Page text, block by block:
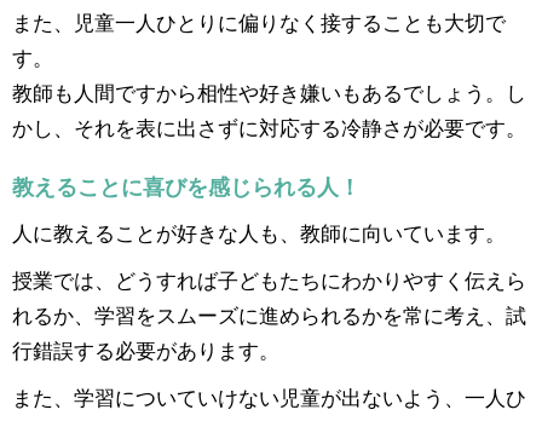
また、児童一人ひとりに偏りなく接することも大切で
す。
教師も人間ですから相性や好き嫌いもあるでしょう。し
かし、それを表に出さずに対応する冷静さが必要です。
教えることに喜びを感じられる人！
人に教えることが好きな人も、教師に向いています。
授業では、どうすれば子どもたちにわかりやすく伝えら
れるか、学習をスムーズに進められるかを常に考え、試
行錯誤する必要があります。
また、学習についていけない児童が出ないよう、一人ひ